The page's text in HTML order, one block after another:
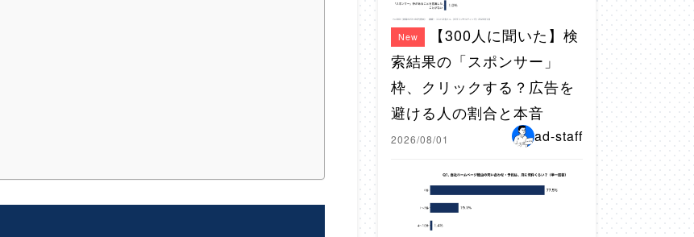
New
【300人に聞いた】検
索結果の「スポンサー」
枠、クリックする？広告を
避ける人の割合と本音
2026/08/01 ad-staff